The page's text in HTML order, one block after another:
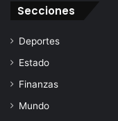
Secciones
Deportes
Estado
Finanzas
Mundo